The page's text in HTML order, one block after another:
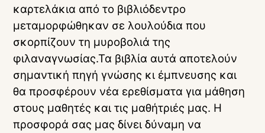
καρτελάκια από το βιβλιόδεντρο
μεταμορφώθηκαν σε λουλούδια που
σκορπίζουν τη μυροβολιά της
φιλαναγνωσίας.Τα βιβλία αυτά αποτελούν
σημαντική πηγή γνώσης κι έμπνευσης και
θα προσφέρουν νέα ερεθίσματα για μάθηση
στους μαθητές και τις μαθήτριές μας. Η
προσφορά σας μας δίνει δύναμη να